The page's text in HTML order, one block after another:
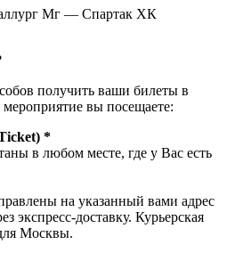
Мг — Спартак ХК
получить ваши билеты в
мероприятие вы посещаете:
*
в любом месте, где у Вас есть
на указанный вами адрес
экспресс-доставку. Курьерская
Москвы.